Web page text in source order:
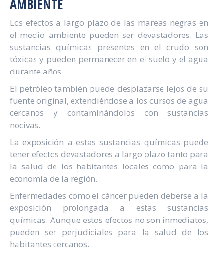
AMBIENTE
Los efectos a largo plazo de las mareas negras en
el medio ambiente pueden ser devastadores. Las
sustancias químicas presentes en el crudo son
tóxicas y pueden permanecer en el suelo y el agua
durante años.
El petróleo también puede desplazarse lejos de su
fuente original, extendiéndose a los cursos de agua
cercanos y contaminándolos con sustancias
nocivas.
La exposición a estas sustancias químicas puede
tener efectos devastadores a largo plazo tanto para
la salud de los habitantes locales como para la
economía de la región.
Enfermedades como el cáncer pueden deberse a la
exposición prolongada a estas sustancias
químicas. Aunque estos efectos no son inmediatos,
pueden ser perjudiciales para la salud de los
habitantes cercanos.